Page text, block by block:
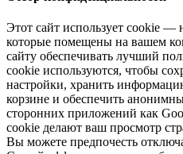
Этот сайт использует cookie —
которые помещены на вашем
сайту обеспечивать лучший
cookie используются, чтобы
настройки, хранить
корзине и обеспечить
сторонних приложений как
cookie делают ваш просмотр
Вы можете предпочесть